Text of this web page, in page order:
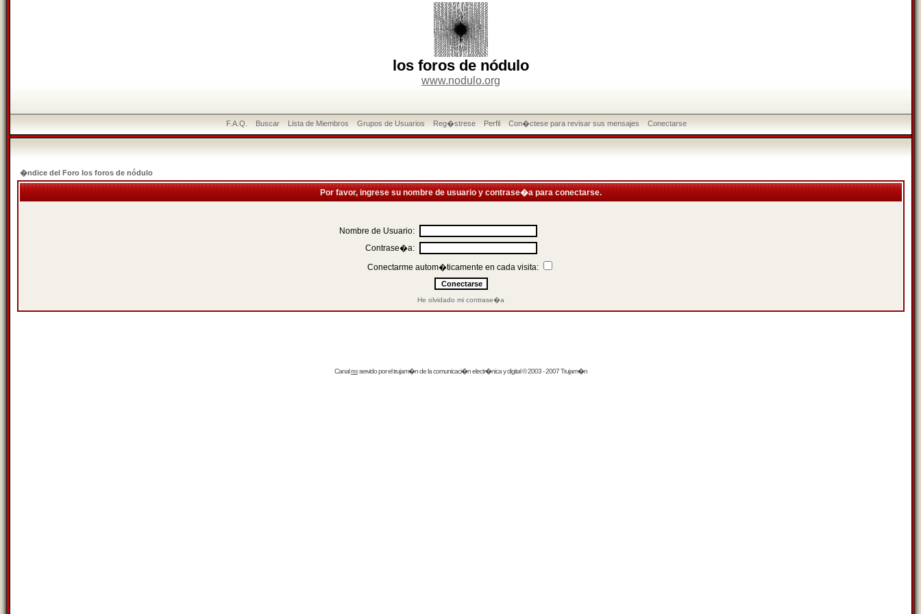
los foros de nódulo
www.nodulo.org
F.A.Q. Buscar Lista de Miembros Grupos de Usuarios Reg�strese Perfil Con�ctese para revisar sus mensajes Conectarse
�ndice del Foro los foros de nódulo
Por favor, ingrese su nombre de usuario y contrase�a para conectarse.
Nombre de Usuario:
Contrase�a:
Conectarme autom�ticamente en cada visita:
He olvidado mi contrase�a
Canalrssservido por eltrujam�nde la comunicaci�n electr�nica y digital © 2003 - 2007 Trujam�n